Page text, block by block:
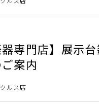
器専門店】展示
案内
ルス店